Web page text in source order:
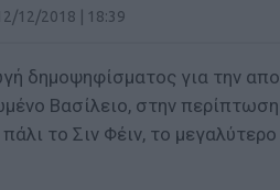
12/2018 | 18:39
δημοψηφίσματος για την
Βασίλειο, στην
το Σιν Φέιν, το